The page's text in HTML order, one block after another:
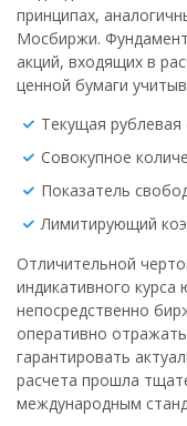
принципах,
Мосбиржи.
акций, входящих в
ценной бумаги
Текущая рублевая
Совокупное
Показатель
Лимитирующий
Отличительной
индикативного
непосредственно
оперативно
гарантировать
расчета прошла
международным